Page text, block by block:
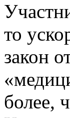
то
закон
более,